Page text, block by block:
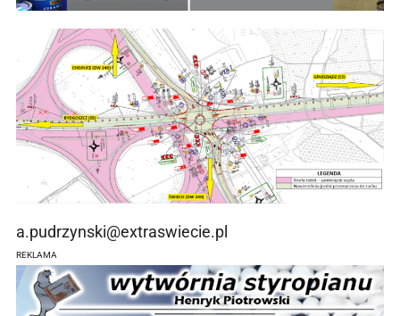
a.pudrzynski@extraswiecie.pl
REKLAMA